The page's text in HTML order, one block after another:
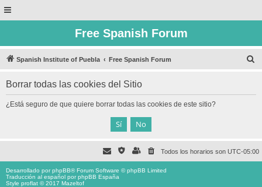
Free Spanish Forum
Spanish Institute of Puebla Free Spanish Forum
Borrar todas las cookies del Sitio
¿Está seguro de que quiere borrar todas las cookies de este sitio?
Todos los horarios son UTC-05:00
Desarrollado porphpBB® Forum Software © phpBB Limited
Traducción al español porphpBB España
Style proflat © 2017 Mazeltof